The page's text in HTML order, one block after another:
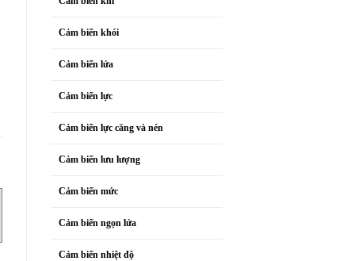
Cảm biến khói
Cảm biến lửa
Cảm biến lực
Cảm biến lực căng và nén
Cảm biến lưu lượng
Cảm biến mức
Cảm biến ngọn lửa
Cảm biến nhiệt độ
AZM201Z-I2-SK-T-1P2PW
Khóa liên động Schmersal